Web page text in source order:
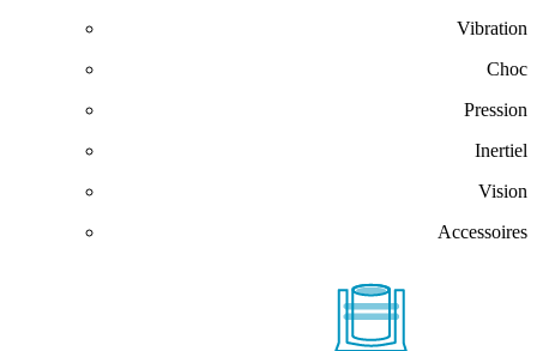
Vibration
Choc
Pression
Inertiel
Vision
Accessoires